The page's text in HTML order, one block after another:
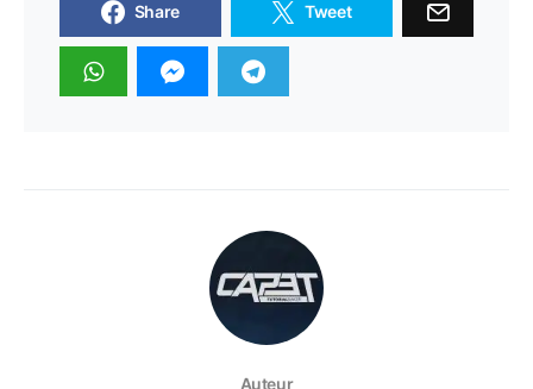
Share Tweet
Auteur